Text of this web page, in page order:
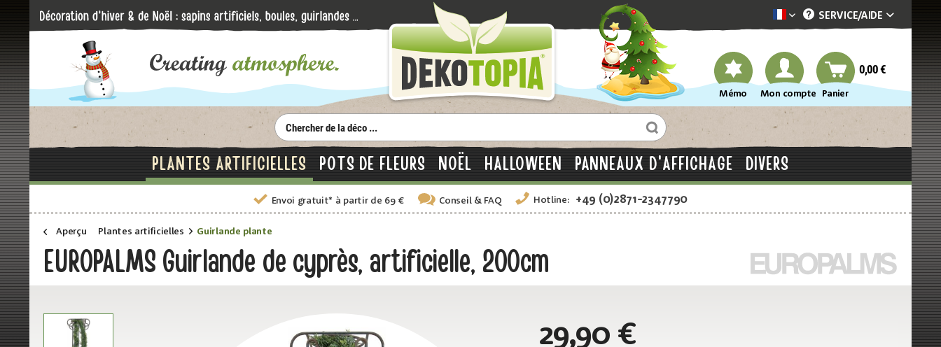
Dekotopia französisch
SERVICE/AIDE
Mémo Mon compte Panier
0,00 €
PLANTES ARTIFICIELLES POTS DE FLEURS NOËL HALLOWEEN PANNEAUX D'AFFICHAGE DIVERS
Envoi gratuit* à partir de 69 € Conseil& FAQ Hotline: +49 (0)2871-2347790
Aperçu Plantes artificielles Guirlande plante
EUROPALMS Guirlande de cyprès, artificielle, 200cm
29,90 €